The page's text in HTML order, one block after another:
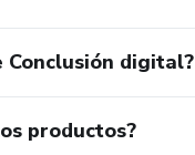
Conclusión digital?
productos?